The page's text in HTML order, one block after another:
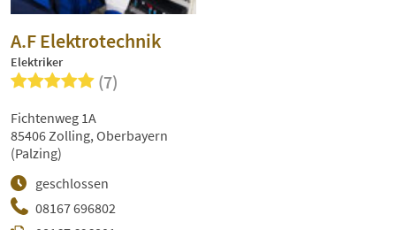
A.F Elektrotechnik
Elektriker
(7)
08167 696802
geschlossen
Fichtenweg 1A
85406 Zolling, Oberbayern
(Palzing)